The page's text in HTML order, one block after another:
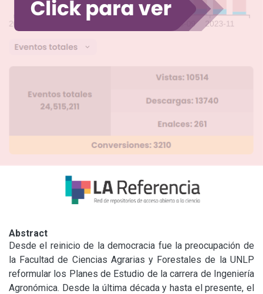
Abstract
Desde el reinicio de la democracia fue la preocupación de
la Facultad de Ciencias Agrarias y Forestales de la UNLP
reformular los Planes de Estudio de la carrera de Ingeniería
Agronómica. Desde la última década y hasta el presente, el